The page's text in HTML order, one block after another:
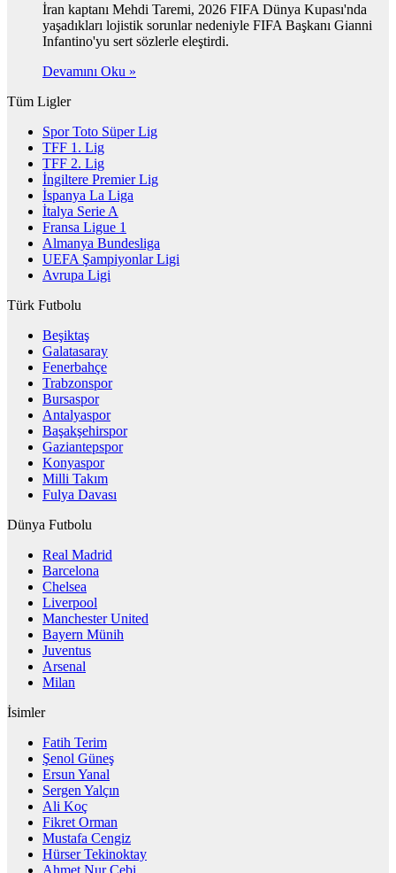
İran kaptanı Mehdi Taremi, 2026 FIFA Dünya Kupası'nda
yaşadıkları lojistik sorunlar nedeniyle FIFA Başkanı Gianni
Infantino'yu sert sözlerle eleştirdi.
Devamını Oku »
Tüm Ligler
Spor Toto Süper Lig
TFF 1. Lig
TFF 2. Lig
İngiltere Premier Lig
İspanya La Liga
İtalya Serie A
Fransa Ligue 1
Almanya Bundesliga
UEFA Şampiyonlar Ligi
Avrupa Ligi
Türk Futbolu
Beşiktaş
Galatasaray
Fenerbahçe
Trabzonspor
Bursaspor
Antalyaspor
Başakşehirspor
Gaziantepspor
Konyaspor
Milli Takım
Fulya Davası
Dünya Futbolu
Real Madrid
Barcelona
Chelsea
Liverpool
Manchester United
Bayern Münih
Juventus
Arsenal
Milan
İsimler
Fatih Terim
Şenol Güneş
Ersun Yanal
Sergen Yalçın
Ali Koç
Fikret Orman
Mustafa Cengiz
Hürser Tekinoktay
Ahmet Nur Çebi